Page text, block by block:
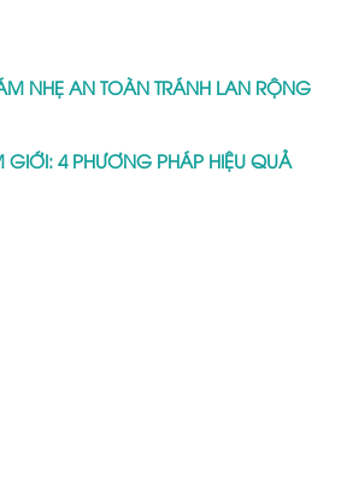
NHẸ AN TOÀN TRÁNH LAN RỘNG
4 PHƯƠNG PHÁP HIỆU QUẢ